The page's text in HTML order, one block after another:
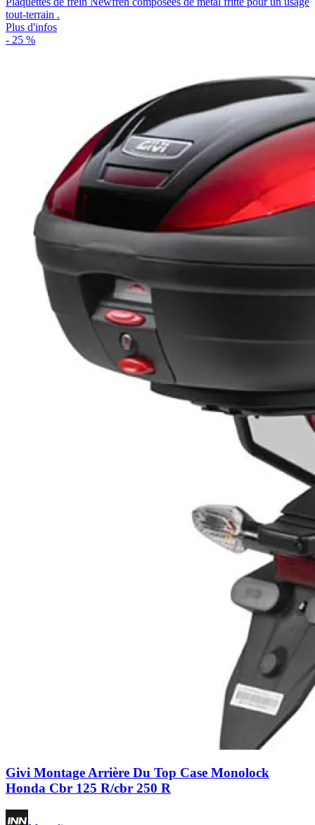
tout-terrain .
Plus d'infos
- 25 %
Givi Montage Arrière Du Top Case Monolock
Honda Cbr 125 R/cbr 250 R